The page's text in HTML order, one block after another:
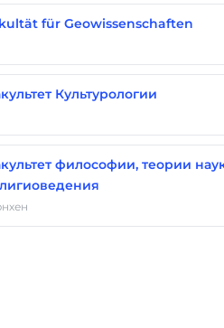
für Geowissenschaften
Культурологии
философии, теории